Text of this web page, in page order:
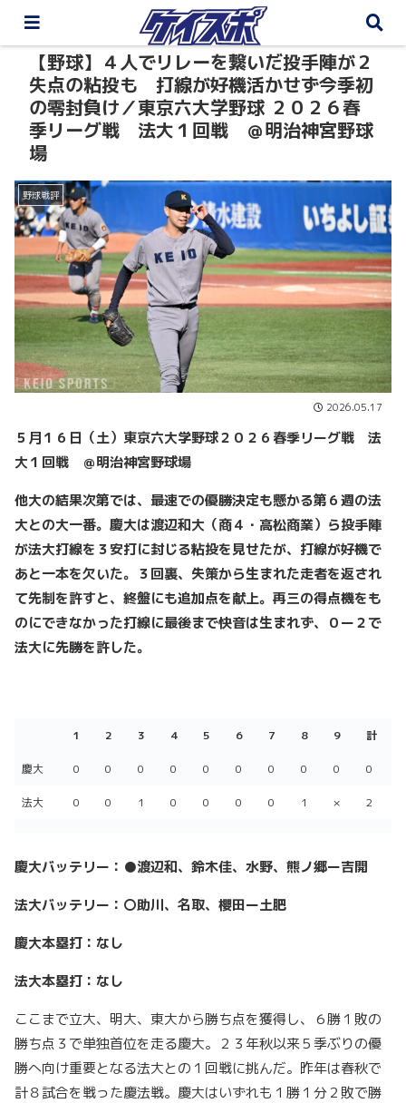
【野球】４人でリレーを繋いだ投手陣が２
失点の粘投も 打線が好機活かせず今季初
の零封負け／東京六大学野球 ２０２６春
季リーグ戦 法大１回戦 ＠明治神宮野球
場
野球戦評
2026.05.17
５月１６日（土）東京六大学野球２０２６春季リーグ戦 法
大１回戦 ＠明治神宮野球場
他大の結果次第では、最速での優勝決定も懸かる第６週の法
大との大一番。慶大は渡辺和大（商４・高松商業）ら投手陣
が法大打線を３安打に封じる粘投を見せたが、打線が好機で
あと一本を欠いた。３回裏、失策から生まれた走者を返され
て先制を許すと、終盤にも追加点を献上。再三の得点機をも
のにできなかった打線に最後まで快音は生まれず、０ー２で
法大に先勝を許した。
1 2 3 4 5 6 7 8 9
計
慶大 0 0 0 0 0 0 0 0 0 0
法大 0 0 1 0 0 0 0 1 × 2
慶大バッテリー：●渡辺和、鈴木佳、水野、熊ノ郷ー吉開
法大バッテリー：〇助川、名取、櫻田ー土肥
慶大本塁打：なし
法大本塁打：なし
ここまで立大、明大、東大から勝ち点を獲得し、６勝１敗の
勝ち点３で単独首位を走る慶大。２３年秋以来５季ぶりの優
勝へ向け重要となる法大との１回戦に挑んだ。昨年は春秋で
計８試合を戦った慶法戦。慶大はいずれも１勝１分２敗で勝